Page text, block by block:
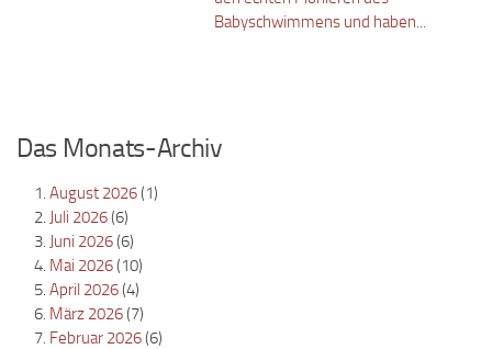
Babyschwimmens und haben...
Das Monats-Archiv
August 2026(1)
Juli 2026(6)
Juni 2026(6)
Mai 2026(10)
April 2026(4)
März 2026(7)
Februar 2026(6)